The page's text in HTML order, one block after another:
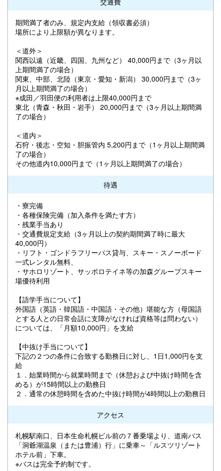
期間満了者のみ、規定内支給（領収書必須）
場所により上限額が異なります。
＜道外＞
関西以遠（近畿、四国、九州など） 40,000円まで（3ヶ月以
上期間満了の場合）
関東、中部、北陸（東京・愛知・新潟） 30,000円まで（3ヶ
月以上期間満了の場合）
※成田／羽田便の利用者は上限40,000円まで
東北（青森・秋田・岩手） 20,000円まで（3ヶ月以上期間満
了の場合）
＜道内＞
石狩・後志・空知・胆振管内 5,200円まで（1ヶ月以上期間満
了の場合）
その他道内10,000円まで（1ヶ月以上期間満了の場合）
待遇
・寮完備
・各種保険完備（加入条件を満たす方）
・残業手当あり
・交通費規定支給（3ヶ月以上の契約期間満了時に最大
40,000円）
・リフト・ゴンドラフリーパス貸与、スキー・スノーボード
一式レンタル無料、
・サホロリゾート、サッポロテイネ等の加森グループスキー
場優待利用
【語学手当について】
外国語（英語・韓国語・中国語・その他）堪能な方（母国語
とする人との日常会話に支障がなければ資格等は問わない）
については、「月額10,000円」を支給
【中抜け手当について】
下記の２つの条件に合致する勤務日に対し、1日1,000円を支
給
１．始業時間から就業時間まで（休憩および中抜け時間を含
める）が15時間以上の勤務日
２．通常の休憩時間を含めた中抜け時間が4時間以上の勤務日
アクセス
札幌駅南口、日本生命札幌ビル前の７番乗場より、道南バス
「洞爺湖温泉（または豊浦）行」に乗車～「ルスツリゾート
ホテル前」下車。
※バスは完全予約制です。